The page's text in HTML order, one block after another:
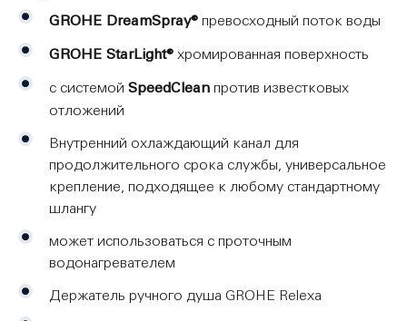
GROHE DreamSpray® превосходный поток воды
GROHE StarLight® хромированная поверхность
с системой SpeedClean против известковых
отложений
Внутренний охлаждающий канал для
продолжительного срока службы, универсальное
крепление, подходящее к любому стандартному
шлангу
может использоваться с проточным
водонагревателем
Держатель ручного душа GROHE Relexa